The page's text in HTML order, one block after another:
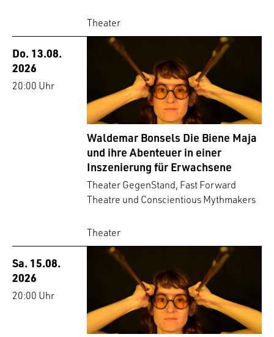
Theater
Do. 13.08.
2026
20:00 Uhr
Waldemar Bonsels Die Biene Maja
und ihre Abenteuer in einer
Inszenierung für Erwachsene
Theater GegenStand, Fast Forward
Theatre und Conscientious Mythmakers
Theater
Sa. 15.08.
2026
20:00 Uhr